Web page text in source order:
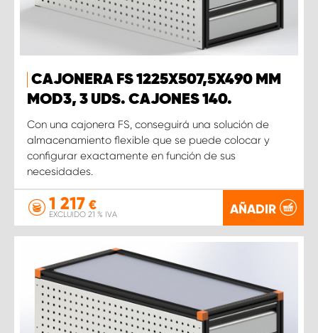
CAJONERA FS 1225X507,5X490 MM
MOD3, 3 UDS. CAJONES 140.
Con una cajonera FS, conseguirá una solución de
almacenamiento flexible que se puede colocar y
configurar exactamente en función de sus
necesidades.
1 217 €
EXCLUIDO 21 % IVA AÑADIR